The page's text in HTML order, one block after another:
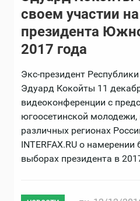
своем участии
президента
2017 года
Экс-президент
Эдуард Кокойты 11
видеоконференции с
югоосетинской
различных регионах
INTERFAX.RU о
выборах президента в